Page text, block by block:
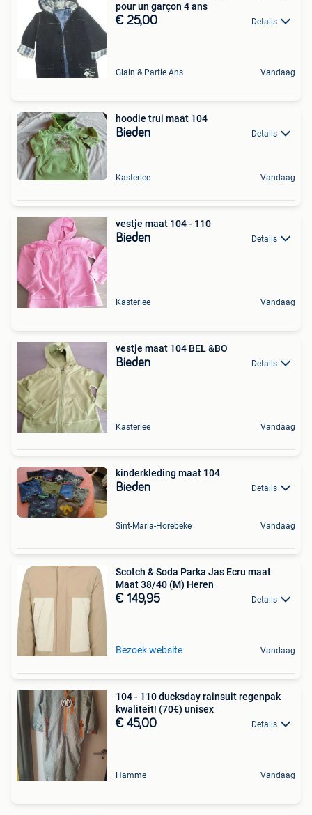
pour un garçon 4 ans
€ 25,00 Details
Glain & Partie Ans Vandaag
hoodie trui maat 104
Bieden Details
Kasterlee Vandaag
vestje maat 104 - 110
Bieden Details
Kasterlee Vandaag
vestje maat 104 BEL &BO
Bieden Details
Kasterlee Vandaag
kinderkleding maat 104
Bieden Details
Sint-Maria-Horebeke Vandaag
Scotch & Soda Parka Jas Ecru maat
Maat 38/40 (M) Heren
€ 149,95 Details
Bezoek website Vandaag
104 - 110 ducksday rainsuit regenpak
kwaliteit! (70€) unisex
€ 45,00 Details
Hamme Vandaag